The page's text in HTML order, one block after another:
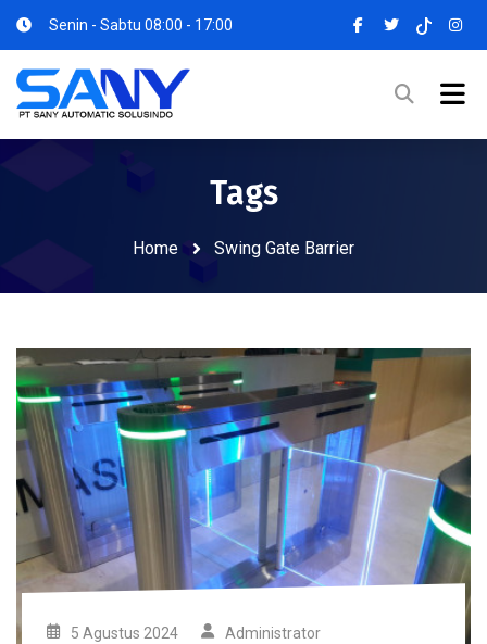
Senin - Sabtu 08:00 - 17:00
Tags
Home Swing Gate Barrier
5 Agustus 2024 Administrator